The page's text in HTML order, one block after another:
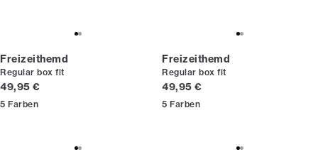
Freizeithemd
Regular box fit
Preis
49,95 €
5 Farben
Freizeithemd
Regular box fit
Preis
49,95 €
5 Farben